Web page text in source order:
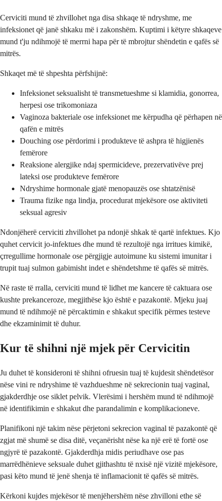
Cerviciti mund të zhvillohet nga disa shkaqe të ndryshme, me
infeksionet që janë shkaku më i zakonshëm. Kuptimi i këtyre shkaqeve
mund t'ju ndihmojë të merrni hapa për të mbrojtur shëndetin e qafës së
mitrës.
Shkaqet më të shpeshta përfshijnë:
Infeksionet seksualisht të transmetueshme si klamidia, gonorrea,
herpesi ose trikomoniaza
Vaginoza bakteriale ose infeksionet me kërpudha që përhapen në
qafën e mitrës
Douching ose përdorimi i produkteve të ashpra të higjienës
femërore
Reaksione alergjike ndaj spermicideve, prezervativëve prej
lateksi ose produkteve femërore
Ndryshime hormonale gjatë menopauzës ose shtatzënisë
Trauma fizike nga lindja, procedurat mjekësore ose aktiviteti
seksual agresiv
Ndonjëherë cerviciti zhvillohet pa ndonjë shkak të qartë infektues. Kjo
quhet cervicit jo-infektues dhe mund të rezultojë nga irritues kimikë,
çrregullime hormonale ose përgjigje autoimune ku sistemi imunitar i
trupit tuaj sulmon gabimisht indet e shëndetshme të qafës së mitrës.
Në raste të rralla, cerviciti mund të lidhet me kancere të caktuara ose
kushte prekanceroze, megjithëse kjo është e pazakontë. Mjeku juaj
mund të ndihmojë në përcaktimin e shkakut specifik përmes testeve
dhe ekzaminimit të duhur.
Kur të shihni një mjek për Cervicitin
Ju duhet të konsideroni të shihni ofruesin tuaj të kujdesit shëndetësor
nëse vini re ndryshime të vazhdueshme në sekrecionin tuaj vaginal,
gjakderdhje ose siklet pelvik. Vlerësimi i hershëm mund të ndihmojë
në identifikimin e shkakut dhe parandalimin e komplikacioneve.
Planifikoni një takim nëse përjetoni sekrecion vaginal të pazakontë që
zgjat më shumë se disa ditë, veçanërisht nëse ka një erë të fortë ose
ngjyrë të pazakontë. Gjakderdhja midis periudhave ose pas
marrëdhënieve seksuale duhet gjithashtu të nxisë një vizitë mjekësore,
pasi këto mund të jenë shenja të inflamacionit të qafës së mitrës.
Kërkoni kujdes mjekësor të menjëhershëm nëse zhvilloni ethe së